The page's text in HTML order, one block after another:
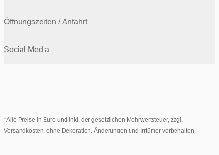
Öffnungszeiten / Anfahrt
Social Media
*Alle Preise in Euro und inkl. der gesetzlichen Mehrwertsteuer, zzgl.
Versandkosten, ohne Dekoration. Änderungen und Irrtümer vorbehalten.